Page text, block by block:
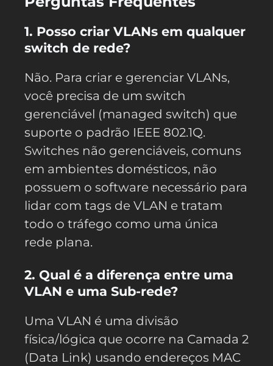
1. Posso criar VLANs em qualquer
switch de rede?
Não. Para criar e gerenciar VLANs,
você precisa de um switch
gerenciável (managed switch) que
suporte o padrão IEEE 802.1Q.
Switches não gerenciáveis, comuns
em ambientes domésticos, não
possuem o software necessário para
lidar com tags de VLAN e tratam
todo o tráfego como uma única
rede plana.
2. Qual é a diferença entre uma
VLAN e uma Sub-rede?
Uma VLAN é uma divisão
física/lógica que ocorre na Camada 2
(Data Link) usando endereços MAC